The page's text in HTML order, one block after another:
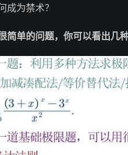
简单的问题，你可以看出几